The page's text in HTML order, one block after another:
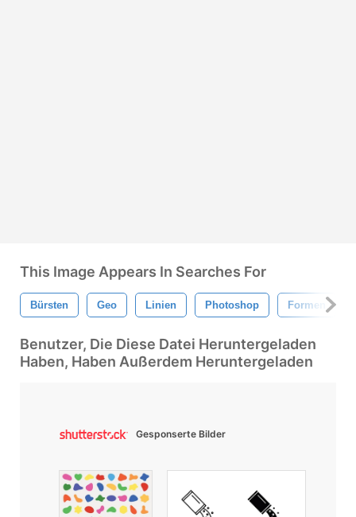
This Image Appears In Searches For
Bürsten Geo Linien Photoshop Formen
Benutzer, Die Diese Datei Heruntergeladen
Haben, Haben Außerdem Heruntergeladen
Gesponserte Bilder